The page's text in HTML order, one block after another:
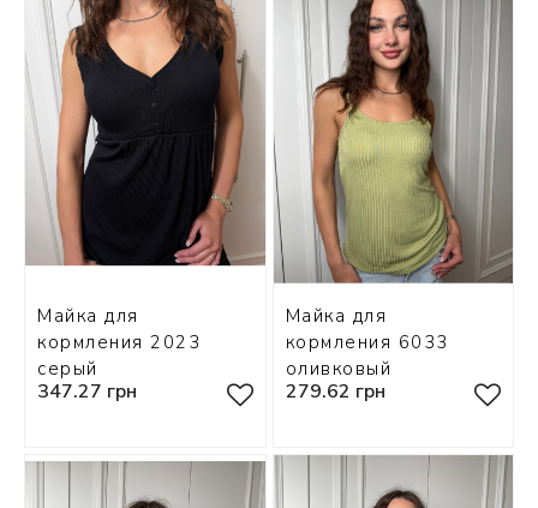
ДНЕЙ
Майка для
кормления 2023
серый
347.27 грн
Майка для
кормления 6033
оливковый
279.62 грн